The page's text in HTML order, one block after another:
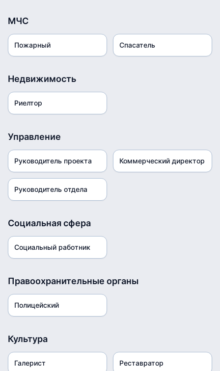
МЧС
Пожарный Спасатель
Недвижимость
Риелтор
Управление
Руководитель проекта Коммерческий директор
Руководитель отдела
Социальная сфера
Социальный работник
Правоохранительные органы
Полицейский
Культура
Галерист Реставратор